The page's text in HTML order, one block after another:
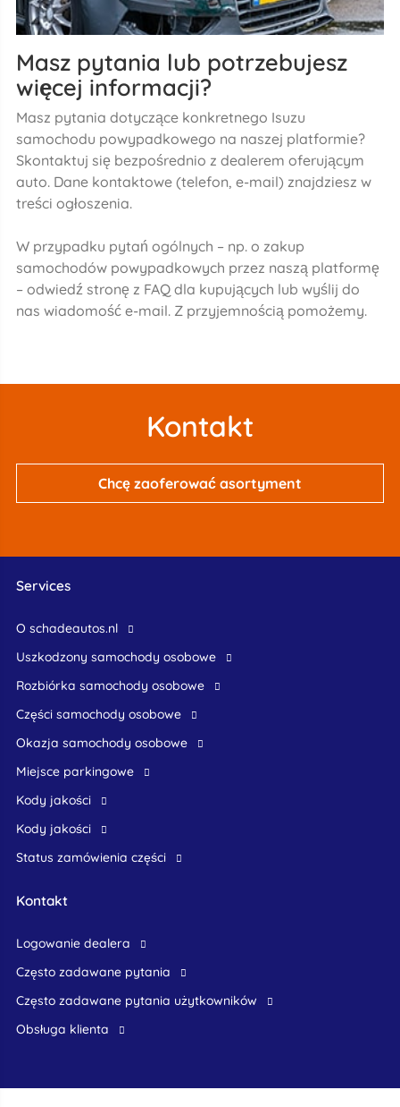
Masz pytania lub potrzebujesz
więcej informacji?
Masz pytania dotyczące konkretnego Isuzu
samochodu powypadkowego na naszej platformie?
Skontaktuj się bezpośrednio z dealerem oferującym
auto. Dane kontaktowe (telefon, e-mail) znajdziesz w
treści ogłoszenia.
W przypadku pytań ogólnych – np. o zakup
samochodów powypadkowych przez naszą platformę
– odwiedź stronę z FAQ dla kupujących lub wyślij do
nas wiadomość e-mail. Z przyjemnością pomożemy.
Kontakt
Chcę zaoferować asortyment
Services
O schadeautos.nl
uszkodzony samochody osobowe
rozbiórka samochody osobowe
części samochody osobowe
okazja samochody osobowe
Miejsce parkingowe
Kody jakości
Kody jakości
Status zamówienia części
Kontakt
logowanie dealera
Często zadawane pytania
często zadawane pytania użytkowników
obsługa klienta